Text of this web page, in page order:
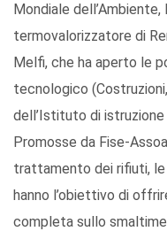
Mondiale dell’Ambiente,
termovalorizzatore di
Melfi, che ha aperto le
tecnologico
dell’Istituto di istruzione
Promosse da Fise-
trattamento dei rifiuti,
hanno l’obiettivo di
completa sullo